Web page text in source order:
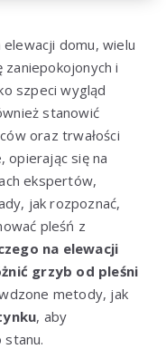
domu, wielu
zaniepokojonych i
szpeci wygląd
stanowić
oraz trwałości
opierając się na
ekspertów,
jak rozpoznać,
pleśń z
na elewacji
grzyb od pleśni
metody, jak
, aby